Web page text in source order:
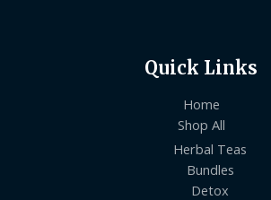
Quick Links
Home
Shop All
Herbal Teas
Bundles
Detox